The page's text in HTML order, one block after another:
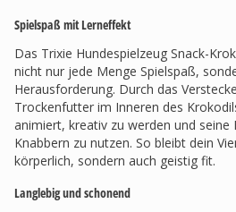
Spielspaß mit Lerneffekt
Das Trixie Hundespielzeug Snack-
nicht nur jede Menge Spielspaß,
Herausforderung. Durch das
Trockenfutter im Inneren des
animiert, kreativ zu werden und seine
Knabbern zu nutzen. So bleibt dein
körperlich, sondern auch geistig fit.
Langlebig und schonend